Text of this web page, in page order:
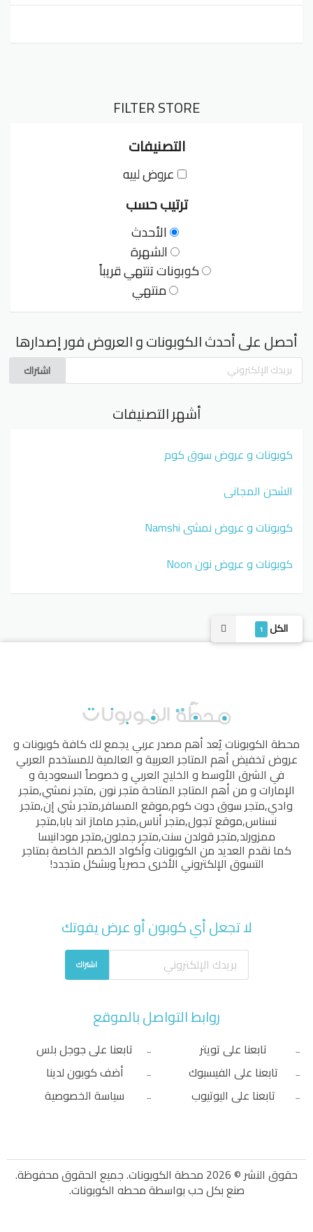
الكل 1
FILTER STORE
التصنيفات
عروض لبيه
ترتيب حسب
الأحدث
الشهرة
كوبونات تنتهي قريباً
منتهي
أحصل على أحدث الكوبونات و العروض فور إصدارها
اشتراك
أشهر التصنيفات
كوبونات و عروض سوق كوم
الشحن المجاني
كوبونات و عروض نمشي Namshi
كوبونات و عروض نون Noon
محطة الكوبوناتيُعد أهم مصدر عربي يجمع لك كافة كوبونات و
عروض تخفيض أهم المتاجر العربية و العالمية للمستخدم العربي
في الشرق الأوسط و الخليج العربي و خصوصاً السعودية و
الإمارات و من أهم المتاجر المتاحةمتجر نون,متجر نمشي,متجر
وادي,متجر سوق دوت كوم,موقع المسافر,متجر شي إن,متجر
نسناس,موقع تجول,متجر أناس,متجر ماماز اند بابا,متجر
ممزورلد,متجر قولدن سنت,متجر جملون,متجر مودانيسا
كما نقدم العديد من الكوبونات وأكواد الخصم الخاصة بمتاجر
التسوق الإلكتروني الأخرى حصرياً وبشكل متجدد!
لا تجعل أي كوبون أو عرض يفوتك
اشتراك
روابط التواصل بالموقع
تابعنا على تويتر
تابعنا على الفيسبوك
تابعنا على اليوتيوب
تابعنا على جوجل بلس
أضف كوبون لدينا
سياسة الخصوصية
حقوق النشر © 2026 محطة الكوبونات. جميع الحقوق محفوظة.
صنع بكل حب بواسطةمحطه الكوبونات.